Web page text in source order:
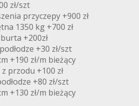
zł/szt
przyczepy +900 zł
1350 kg +700 zł
+200zł
+30 zł/szt
+190 zł/m bieżący
przodu +100 zł
+80 zł/szt
+130 zł/m bieżący